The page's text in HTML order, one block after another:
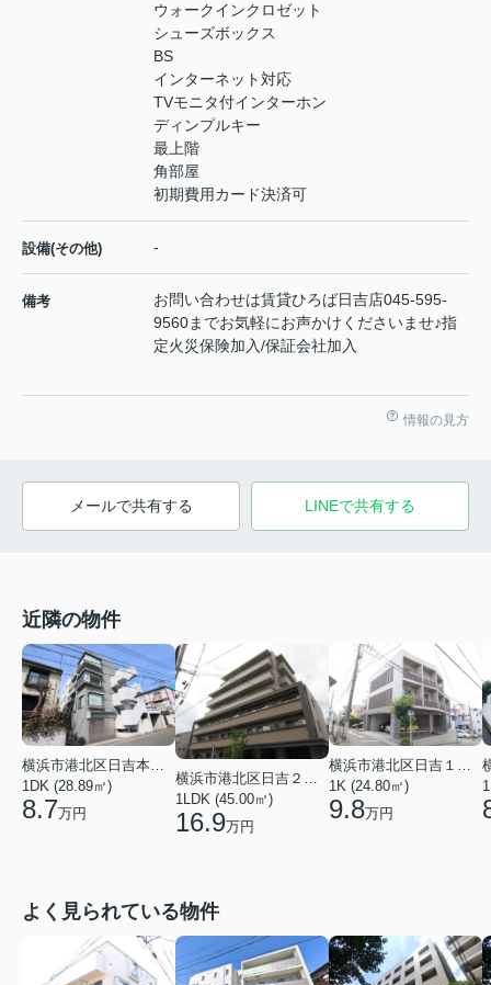
ウォークインクロゼット
シューズボックス
BS
インターネット対応
TVモニタ付インターホン
ディンプルキー
最上階
角部屋
初期費用カード決済可
設備(その他) -
備考
お問い合わせは賃貸ひろば日吉店045-595-
9560までお気軽にお声かけくださいませ♪指
定火災保険加入/保証会社加入
情報の見方
メールで共有する LINEで共有する
近隣の物件
横浜市港北区日吉本町１丁目
1DK (28.89㎡)
8.7万円
横浜市港北区日吉２丁目
1LDK (45.00㎡)
16.9万円
横浜市港北区日吉１丁目
1K (24.80㎡)
9.8万円
よく見られている物件